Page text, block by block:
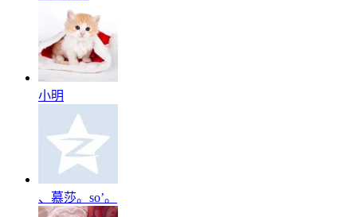
小明
、慕莎。so’。